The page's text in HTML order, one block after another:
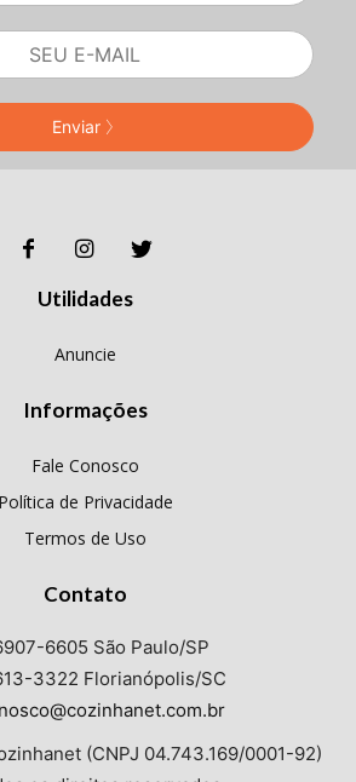
Enviar
Utilidades
Anuncie
Informações
Fale Conosco
Política de Privacidade
Termos de Uso
Contato
6605 São Paulo/SP
3322 Florianópolis/SC
(CNPJ 04.743.169/0001-92)